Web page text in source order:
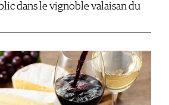
dans le vignoble valaisan du